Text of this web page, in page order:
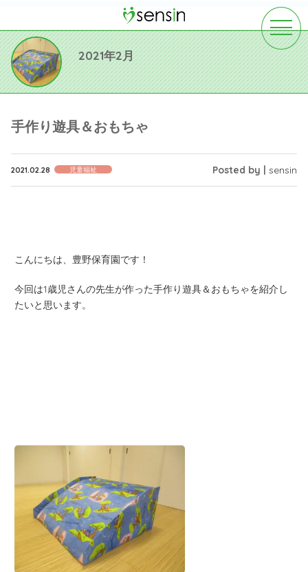
toggle
2021年2月
手作り遊具＆おもちゃ
2021.02.28 児童福祉 Posted by | sensin
こんにちは、豊野保育園です！
今回は1歳児さんの先生が作った手作り遊具＆おもちゃを紹介し
たいと思います。